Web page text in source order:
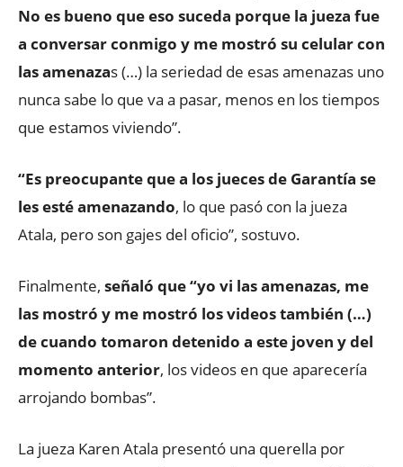
No es bueno que eso suceda porque la jueza fue
a conversar conmigo y me mostró su celular con
las amenazas (…) la seriedad de esas amenazas uno
nunca sabe lo que va a pasar, menos en los tiempos
que estamos viviendo”.
“Es preocupante que a los jueces de Garantía se
les esté amenazando, lo que pasó con la jueza
Atala, pero son gajes del oficio”, sostuvo.
Finalmente, señaló que “yo vi las amenazas, me
las mostró y me mostró los videos también (…)
de cuando tomaron detenido a este joven y del
momento anterior, los videos en que aparecería
arrojando bombas”.
La jueza Karen Atala presentó una querella por